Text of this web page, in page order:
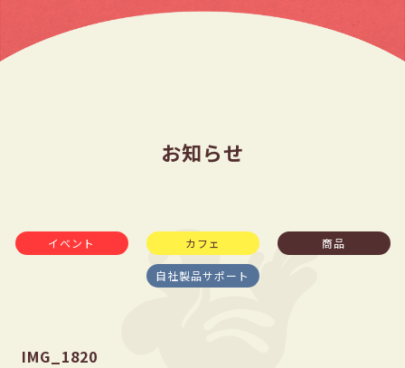
お知らせ
イベント カフェ 商品
自社製品サポート
IMG_1820